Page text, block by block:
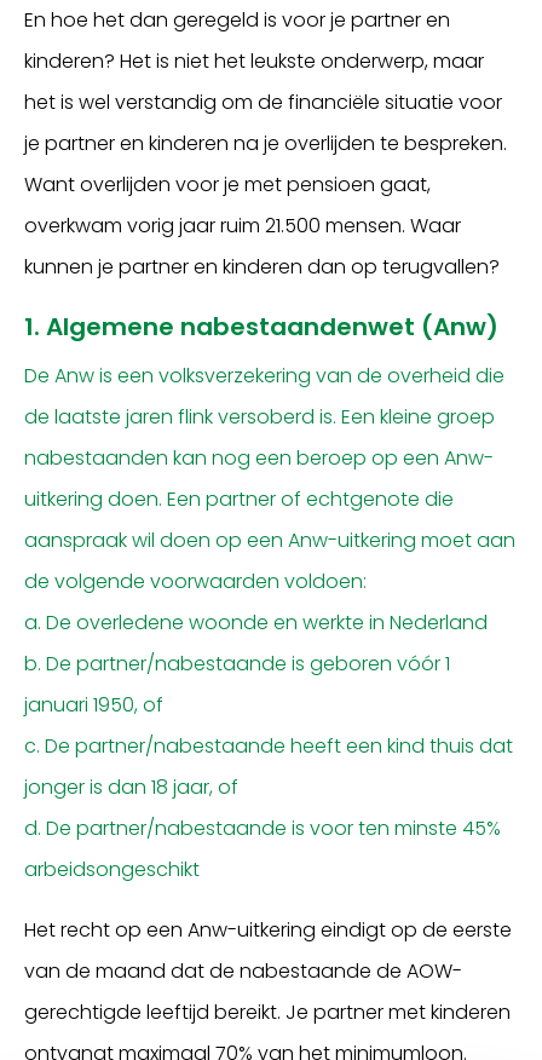
En hoe het dan geregeld is voor je partner en
kinderen? Het is niet het leukste onderwerp, maar
het is wel verstandig om de financiële situatie voor
je partner en kinderen na je overlijden te bespreken.
Want overlijden voor je met pensioen gaat,
overkwam vorig jaar ruim 21.500 mensen. Waar
kunnen je partner en kinderen dan op terugvallen?
1. Algemene nabestaandenwet (Anw)
De Anw is een volksverzekering van de overheid die
de laatste jaren flink versoberd is. Een kleine groep
nabestaanden kan nog een beroep op een Anw-
uitkering doen. Een partner of echtgenote die
aanspraak wil doen op een Anw-uitkering moet aan
de volgende voorwaarden voldoen:
a. De overledene woonde en werkte in Nederland
b. De partner/nabestaande is geboren vóór 1
januari 1950, of
c. De partner/nabestaande heeft een kind thuis dat
jonger is dan 18 jaar, of
d. De partner/nabestaande is voor ten minste 45%
arbeidsongeschikt
Het recht op een Anw-uitkering eindigt op de eerste
van de maand dat de nabestaande de AOW-
gerechtigde leeftijd bereikt. Je partner met kinderen
ontvangt maximaal 70% van het minimumloon.